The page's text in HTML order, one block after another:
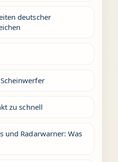
deutscher
zu schnell
und Radarwarner: Was